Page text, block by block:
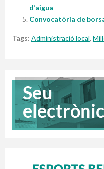
d’aigua
Convocatòria de
Tags: Administració local,